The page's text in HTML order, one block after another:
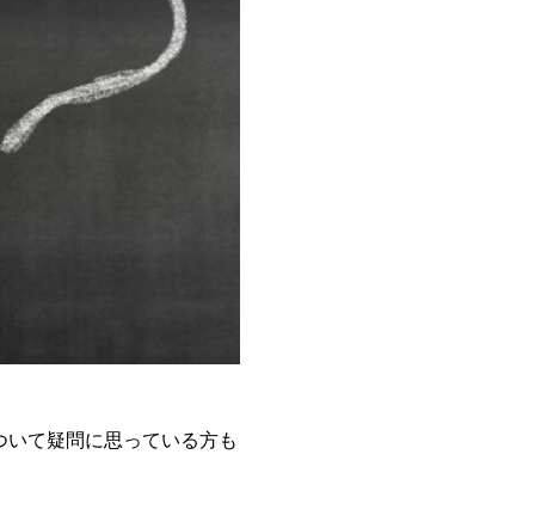
て疑問に思っている方も